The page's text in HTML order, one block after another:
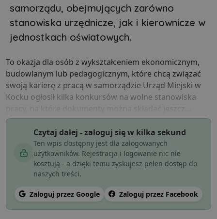
samorządu, obejmujących zarówno
stanowiska urzędnicze, jak i kierownicze w
jednostkach oświatowych.
To okazja dla osób z wykształceniem ekonomicznym,
budowlanym lub pedagogicznym, które chcą związać
swoją karierę z pracą w samorządzie Urząd Miejski w
Kocku ogłosił kilka konkursów na wolne stanowiska
pracy, na które dokumenty można składać jeszcz…
Czytaj dalej - zaloguj się w kilka sekund
Ten wpis dostępny jest dla zalogowanych
użytkowników. Rejestracja i logowanie nic nie
kosztują - a dzięki temu zyskujesz pełen dostęp do
naszych treści.
Zaloguj przez Google Zaloguj przez Facebook